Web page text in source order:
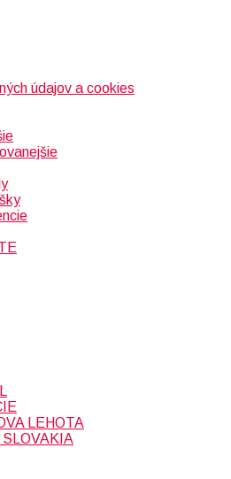
údajov a cookies
LEHOTA